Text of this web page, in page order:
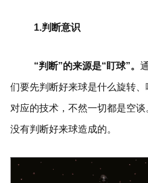
1.判断意识
“判断”的来源是“盯球”。
们要先判断好来球是什么旋转
对应的技术，不然一切都是空
没有判断好来球造成的。